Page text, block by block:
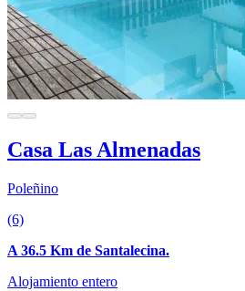
Casa Las Almenadas
Poleñino
(6)
A 36.5 Km de Santalecina.
Alojamiento entero